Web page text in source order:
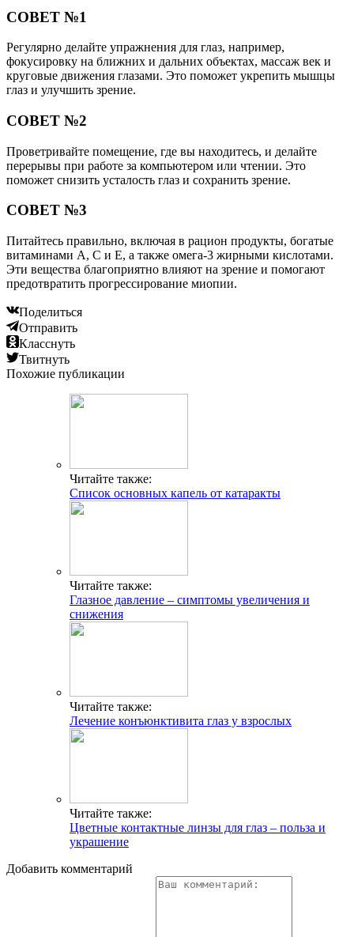
СОВЕТ №1
Регулярно делайте упражнения для глаз, например,
фокусировку на ближних и дальних объектах, массаж век и
круговые движения глазами. Это поможет укрепить мышцы
глаз и улучшить зрение.
СОВЕТ №2
Проветривайте помещение, где вы находитесь, и делайте
перерывы при работе за компьютером или чтении. Это
поможет снизить усталость глаз и сохранить зрение.
СОВЕТ №3
Питайтесь правильно, включая в рацион продукты, богатые
витаминами А, С и Е, а также омега-3 жирными кислотами.
Эти вещества благоприятно влияют на зрение и помогают
предотвратить прогрессирование миопии.
Поделиться
Отправить
Класснуть
Твитнуть
Похожие публикации
Читайте также:
Список основных капель от катаракты
Читайте также:
Глазное давление – симптомы увеличения и
снижения
Читайте также:
Лечение конъюнктивита глаз у взрослых
Читайте также:
Цветные контактные линзы для глаз – польза и
украшение
Добавить комментарий